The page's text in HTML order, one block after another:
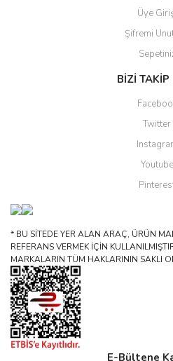
Üye
Şifremi
BİZİ TAKİP
Twitter
Youtube
* BU SİTEDE YER ALAN ARAÇ, ÜRÜN
REFERANS VERMEK İÇİN
MARKALARIN TÜM HAKLARININ SAKLI
E-Bültene